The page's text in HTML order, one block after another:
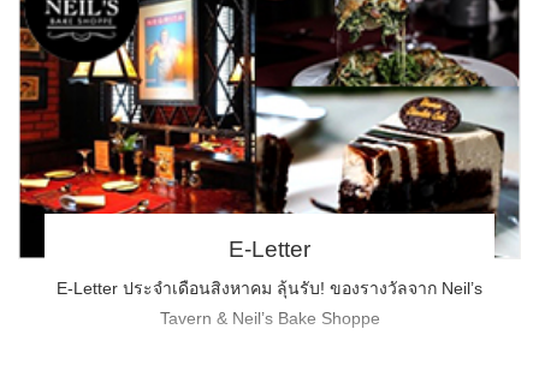
E-Letter
E-Letter ประจำเดือนสิงหาคม ลุ้นรับ! ของรางวัลจาก Neil’s
Tavern & Neil’s Bake Shoppe